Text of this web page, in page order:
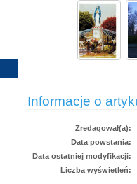
Informacje o
Zredagował(a):
Data powstania:
Data ostatniej modyfikacji:
Liczba wyświetleń: